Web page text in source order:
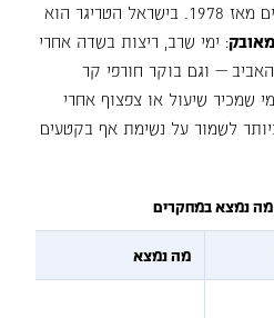
לכך — ממצא שחוזר במחקרים מאז 1978. בישראל הטריגר הוא
: ימי שרב, ריצות בשדה אחרי
— וגם בוקר חורפי קר
שמכיר שיעול או צפצוף אחרי
לשמור על נשימת אף בקטעים
נמצא במחקרים
מה נמצא